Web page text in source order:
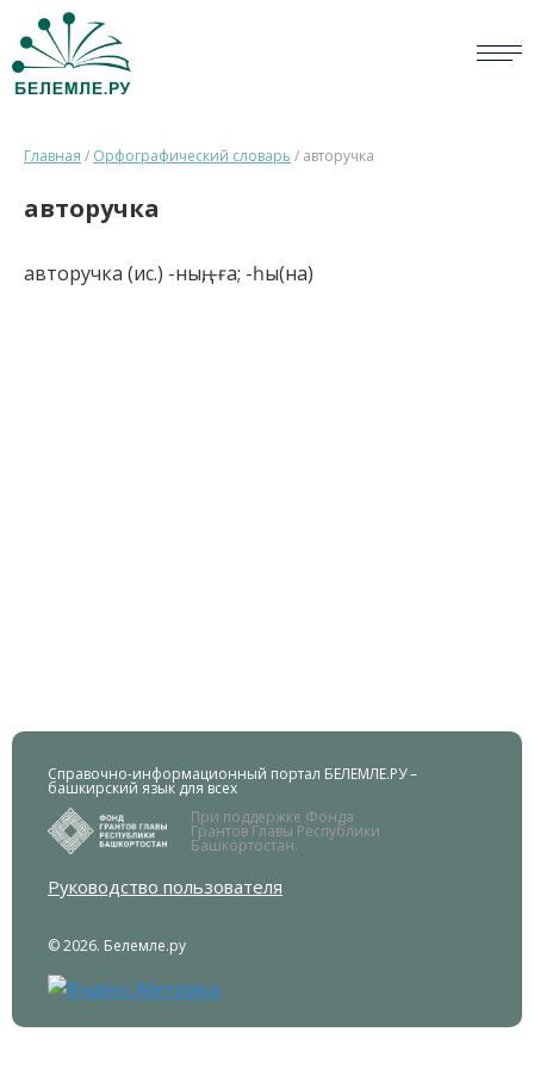
ОПРОС
СПРАВКА
Главная / Орфографический словарь / авторучка
авторучка
авторучка (ис.) -ның, -ға; -һы(на)
Справочно-информационный портал БЕЛЕМЛЕ.РУ –
башкирский язык для всех
При поддержке Фонда
Грантов Главы Республики
Башкортостан.
Руководство пользователя
© 2026. Белемле.ру